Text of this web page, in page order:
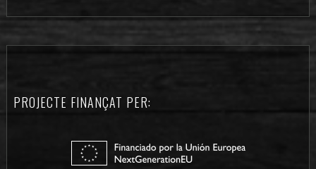
PROJECTE FINANÇAT PER: